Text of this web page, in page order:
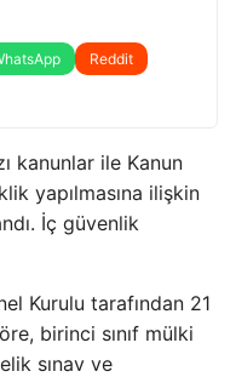
Reddit
kanunlar ile Kanun
yapılmasına ilişkin
İç güvenlik
Kurulu tarafından 21
birinci sınıf mülki
sınav ve